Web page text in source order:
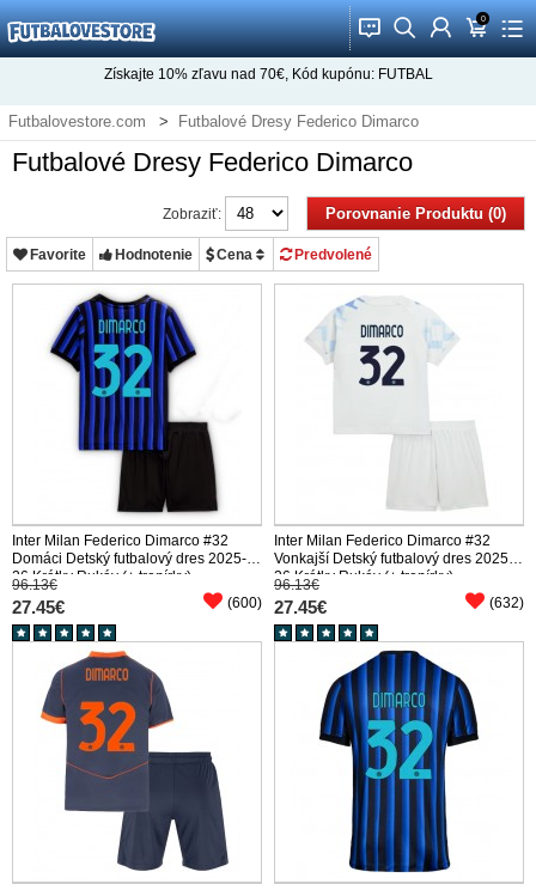
󰂱 󰂨 󰃳 0
󰃦 󰃖
Získajte 10%zľavu nad 70€, Kód kupónu: FUTBAL
Futbalovestore.com Futbalové Dresy Federico Dimarco
Futbalové Dresy Federico Dimarco
Porovnanie Produktu (0)
Zobraziť:
Favorite Hodnotenie Cena Predvolené
Inter Milan Federico Dimarco #32
Domáci Detský futbalový dres 2025-
26 Krátky Rukáv (+ trenírky)
96.13€
27.45€ (600)
Inter Milan Federico Dimarco #32
Vonkajší Detský futbalový dres 2025-
26 Krátky Rukáv (+ trenírky)
96.13€
27.45€ (632)